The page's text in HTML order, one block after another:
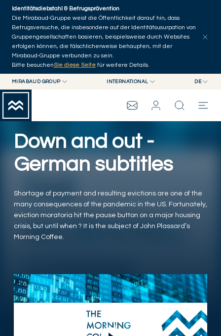
Skip to main content
Identitätsdiebstahl & Betrugsprävention
Die Mirabaud-Gruppe weist die Öffentlichkeit darauf hin, dass
Betrugsversuche, die insbesondere auf der Identitätsusurpation von
Gruppengesellschaften basieren, beispielsweise durch Websites
erfolgen können, die fälschlicherweise behaupten, mit der
Mirabaud-Gruppe verbunden zu sein.
Bitte besuchenSie diese Seite für weitere Details.
MIRABAUD GROUP
MIRABAUD ASSET MANAGEMENT
MIRABAUD INVESTMENTS
INTERNATIONAL
SCHWEIZ
DE
FR
DE
MIRABAUD-GRUPPE
THE VIEW
CONTEMPORARY ART
Startseite
Down and out -
German subtitles
Shortage of payment and resulting evictions are one of the
many consequences of the pandemic in the US. Fortunately,
eviction moratoria hit the pause button on a major housing
crisis, but until when ? It is the subject of John Plassard’s
Morning Coffee.
Video abspielen